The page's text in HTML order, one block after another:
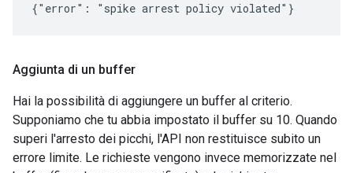
{"error": "spike arrest policy violated"}
Aggiunta di un buffer
Hai la possibilità di aggiungere un buffer al criterio.
Supponiamo che tu abbia impostato il buffer su 10. Quando
superi l'arresto dei picchi, l'API non restituisce subito un
errore limite. Le richieste vengono invece memorizzate nel